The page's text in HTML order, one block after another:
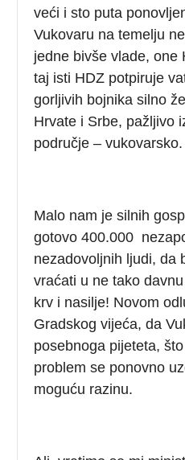
veći i sto puta
Vukovaru na temelju
jedne bivše vlade, one
taj isti HDZ potpiruje
gorljivih bojnika silno
Hrvate i Srbe, pažljivo
područje – vukovarsko.
Malo nam je silnih
gotovo 400.000
nezadovoljnih ljudi, da
vraćati u ne tako
krv i nasilje! Novom
Gradskog vijeća, da
posebnoga pijeteta,
problem se ponovno
moguću razinu.